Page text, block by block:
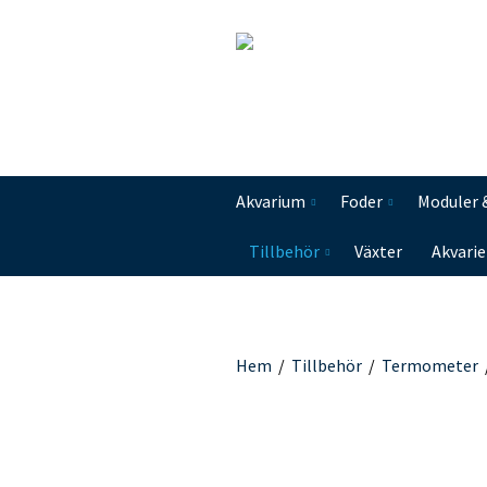
Akvarium Foder Moduler
Tillbehör Växter
Hem / Tillbehör / Termometer